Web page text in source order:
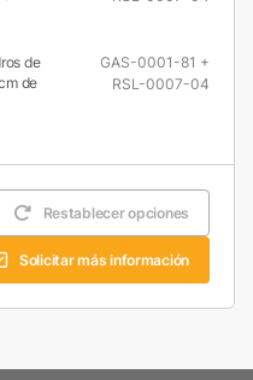
de
de
GAS-0001-81 +
RSL-0007-04
Restablecer opciones
Solicitar más información